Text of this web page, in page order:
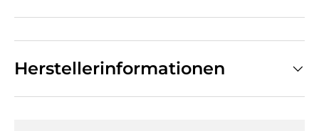
Herstellerinformationen